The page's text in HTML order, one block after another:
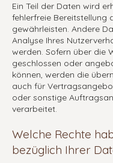
Ein Teil der Daten wird
fehlerfreie Bereitstellung
gewährleisten. Andere
Analyse Ihres
werden. Sofern über die
geschlossen oder
können, werden die
auch für
oder sonstige
verarbeitet.
Welche Rechte
bezüglich Ihrer